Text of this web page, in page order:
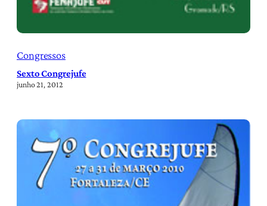
Congressos
Sexto Congrejufe
junho 21, 2012